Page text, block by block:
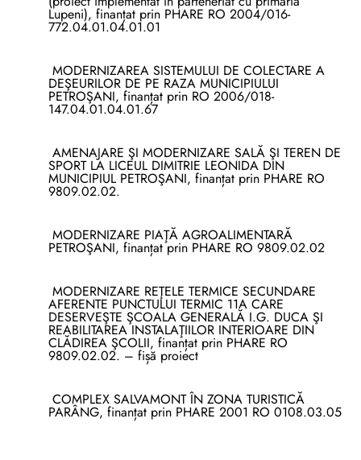
Lupeni), finanțat prin PHARE RO 2004/016-
772.04.01.04.01.01
MODERNIZAREA SISTEMULUI DE COLECTARE A
DEŞEURILOR DE PE RAZA MUNICIPIULUI
PETROŞANI, finanțat prin RO 2006/018-
147.04.01.04.01.67
AMENAJARE ŞI MODERNIZARE SALĂ ŞI TEREN DE
SPORT LA LICEUL DIMITRIE LEONIDA DIN
MUNICIPIUL PETROŞANI, finanțat prin PHARE RO
9809.02.02.
MODERNIZARE PIAŢĂ AGROALIMENTARĂ
PETROŞANI, finanțat prin PHARE RO 9809.02.02
MODERNIZARE REŢELE TERMICE SECUNDARE
AFERENTE PUNCTULUI TERMIC 11A CARE
DESERVEŞTE ŞCOALA GENERALĂ I.G. DUCA ŞI
REABILITAREA INSTALAŢIILOR INTERIOARE DIN
CLĂDIREA ŞCOLII, finanțat prin PHARE RO
9809.02.02. – fișă proiect
COMPLEX SALVAMONT ÎN ZONA TURISTICĂ
PARÂNG, finanțat prin PHARE 2001 RO 0108.03.05